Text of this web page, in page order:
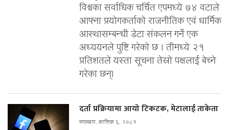
विश्वका सर्वाधिक चर्चित एपमध्ये ७४ वटाले
आफ्ना प्रयोगकर्ताको राजनीतिक एवं धार्मिक
आस्थासम्बन्धी डेटा संकलन गर्ने एक
अध्ययनले पुष्टि गरेको छ । तीमध्ये २१
प्रतिशतले यस्ता सूचना तेस्रो पक्षलाई बेच्ने
गरेका छन्।
दर्ता प्रक्रियामा आयो टिकटक, मेटालाई ताकेता
मंगलबार, कात्तिक ६, २०८१